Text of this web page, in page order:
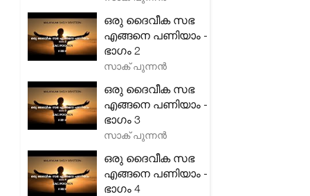
ഒരു ദൈവീക സഭ
എങ്ങനെ പണിയാം -
ഭാഗം 2
സാക് പുന്നൻ
ഒരു ദൈവീക സഭ
എങ്ങനെ പണിയാം -
ഭാഗം 3
സാക് പുന്നൻ
ഒരു ദൈവീക സഭ
എങ്ങനെ പണിയാം -
ഭാഗം 4